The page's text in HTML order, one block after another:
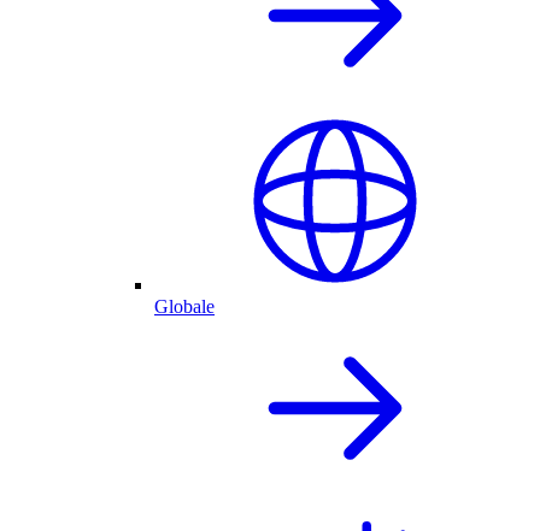
Globale